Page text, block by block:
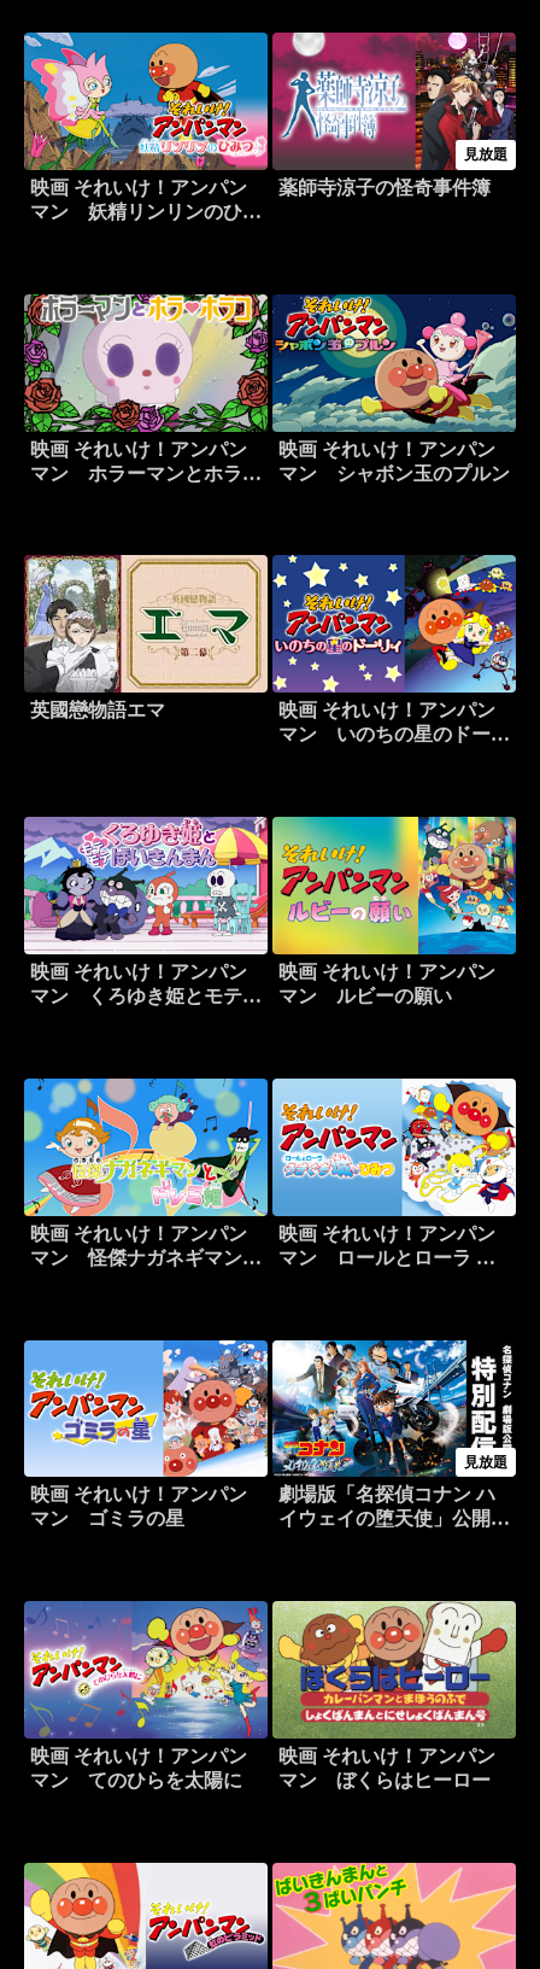
映画 それいけ！アンパン
マン 妖精リンリンのひみ
見放題
薬師寺涼子の怪奇事件簿
映画 それいけ！アンパン
マン ホラーマンとホラ・
映画 それいけ！アンパン
マン シャボン玉のプルン
英國戀物語エマ
映画 それいけ！アンパン
マン いのちの星のドーリ
映画 それいけ！アンパン
マン くろゆき姫とモテモ
映画 それいけ！アンパン
マン ルビーの願い
映画 それいけ！アンパン
マン 怪傑ナガネギマンと
映画 それいけ！アンパン
マン ロールとローラ う
映画 それいけ！アンパン
マン ゴミラの星
見放題
劇場版「名探偵コナン ハ
イウェイの堕天使」公開記
映画 それいけ！アンパン
マン てのひらを太陽に
映画 それいけ！アンパン
マン ぼくらはヒーロー